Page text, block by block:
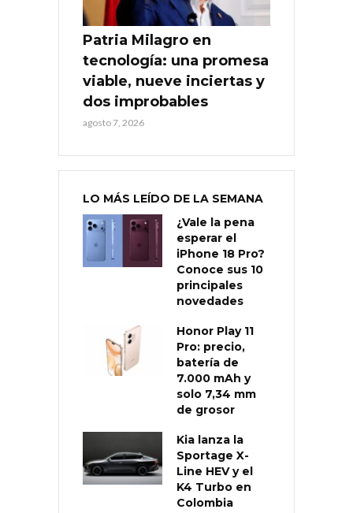
Patria Milagro en
tecnología: una promesa
viable, nueve inciertas y
dos improbables
agosto 7, 2026
LO MÁS LEÍDO DE LA SEMANA
¿Vale la pena
esperar el
iPhone 18 Pro?
Conoce sus 10
principales
novedades
Honor Play 11
Pro: precio,
batería de
7.000 mAh y
solo 7,34 mm
de grosor
Kia lanza la
Sportage X-
Line HEV y el
K4 Turbo en
Colombia